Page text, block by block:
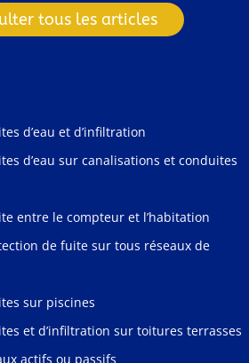
tous les articles
d’eau et d’infiltration
d’eau sur canalisations et conduites
entre le compteur et l’habitation
de fuite sur tous réseaux de
sur piscines
et d’infiltration sur toitures terrasses
actifs ou passifs